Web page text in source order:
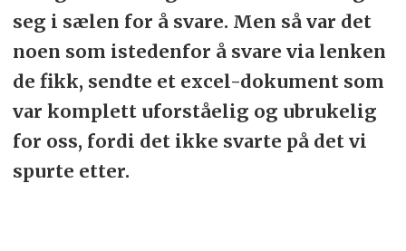
seg i sælen for å svare. Men så var det
noen som istedenfor å svare via lenken
de fikk, sendte et excel-dokument som
var komplett uforståelig og ubrukelig
for oss, fordi det ikke svarte på det vi
spurte etter.